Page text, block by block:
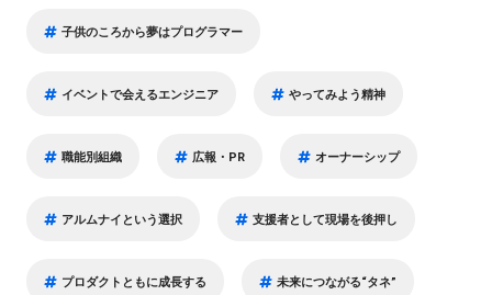
子供のころから夢はプログラマー
イベントで会えるエンジニア やってみよう精神
職能別組織 広報・PR オーナーシップ
アルムナイという選択 支援者として現場を後押し
プロダクトともに成長する 未来につながる“タネ”